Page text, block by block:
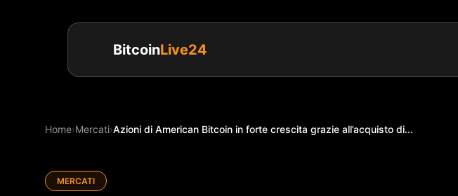
BitcoinLive24
Home›Mercati›Azioni di American Bitcoin in forte crescita grazie all’acquisto di...
MERCATI